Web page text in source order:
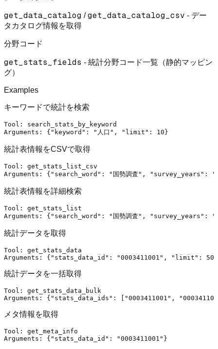
get_data_catalog /get_data_catalog_csv - デー
タカタログ情報を取得
分野コード
get_stats_fields - 統計分野コード一覧（静的マッピン
グ）
Examples
キーワードで統計を検索
Tool: search_stats_by_keyword
Arguments: { "keyword" : "人口" , "limit"
統計表情報をCSVで取得
Tool: get_stats_list_csv
Arguments: { "search_word" : "国勢調査" , "survey_years" :
統計表情報を詳細検索
Tool: get_stats_list
Arguments: { "search_word" : "国勢調査" , "survey_years" :
統計データを取得
Tool: get_stats_data
Arguments: { "stats_data_id" : "0003411001" , "limit"
統計データを一括取得
Tool: get_stats_data_bulk
Arguments: { "stats_data_ids" : [ "0003411001" ,
メタ情報を取得
Tool: get_meta_info
Arguments: { "stats_data_id" : "0003411001"